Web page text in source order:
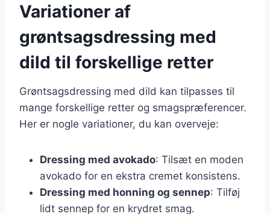
Variationer af
grøntsagsdressing med
dild til forskellige retter
Grøntsagsdressing med dild kan tilpasses til
mange forskellige retter og smagspræferencer.
Her er nogle variationer, du kan overveje:
Dressing med avokado: Tilsæt en moden
avokado for en ekstra cremet konsistens.
Dressing med honning og sennep: Tilføj
lidt sennep for en krydret smag.